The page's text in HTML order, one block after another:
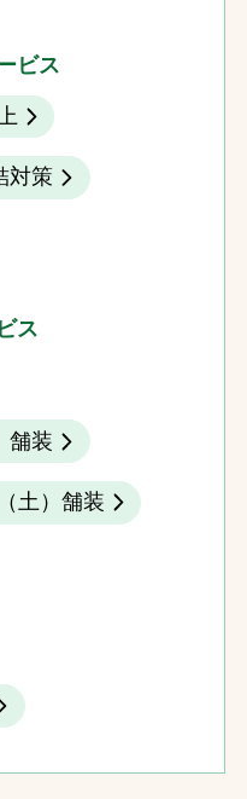
ビス
対策
ス
舗装
土）舗装